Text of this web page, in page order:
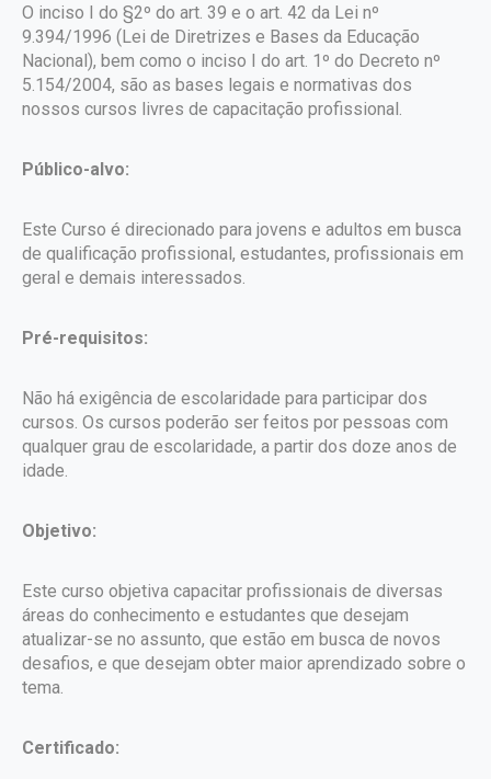
O inciso I do §2º do art. 39 e o art. 42 da Lei nº
9.394/1996 (Lei de Diretrizes e Bases da Educação
Nacional), bem como o inciso I do art. 1º do Decreto nº
5.154/2004, são as bases legais e normativas dos
nossos cursos livres de capacitação profissional.
Público-alvo:
Este Curso é direcionado para jovens e adultos em busca
de qualificação profissional, estudantes, profissionais em
geral e demais interessados.
Pré-requisitos:
Não há exigência de escolaridade para participar dos
cursos. Os cursos poderão ser feitos por pessoas com
qualquer grau de escolaridade, a partir dos doze anos de
idade.
Objetivo:
Este curso objetiva capacitar profissionais de diversas
áreas do conhecimento e estudantes que desejam
atualizar-se no assunto, que estão em busca de novos
desafios, e que desejam obter maior aprendizado sobre o
tema.
Certificado: